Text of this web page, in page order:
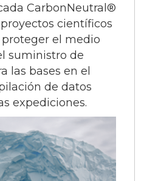
CarbonNeutral®
científicos
el medio
suministro de
las bases en el
de datos
expediciones.